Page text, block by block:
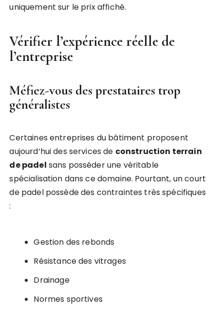
uniquement sur le prix affiché.
Vérifier l’expérience réelle de
l’entreprise
Méfiez-vous des prestataires trop
généralistes
Certaines entreprises du bâtiment proposent
aujourd’hui des services de construction terrain
de padel sans posséder une véritable
spécialisation dans ce domaine. Pourtant, un court
de padel possède des contraintes très spécifiques
:
Gestion des rebonds
Résistance des vitrages
Drainage
Normes sportives